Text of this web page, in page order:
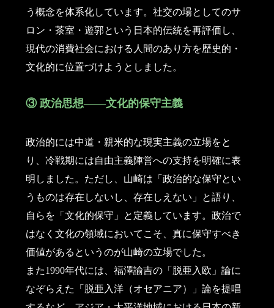
う概念を体系化しています。社交の場としてのサ
ロン・茶室・遊郭という日本的伝統を再評価し、
現代の消費社会における人間のあり方を歴史的・
文化的に位置づけようとしました。
③ 政治思想――文化的保守主義
政治的には中道・親米的な現実主義の立場をと
り、冷戦期には自由主義陣営への支持を明確に表
明しました。ただし、山崎は「政治的な保守とい
うものは存在しないし、存在しえない」と語り、
自らを「文化的保守」と定義しています。政治で
はなく文化の領域においてこそ、真に保守すべき
価値があるというのが山崎の立場でした。
また1990年代には、福澤諭吉の「脱亜入欧」論に
なぞらえた「脱亜入洋（オセアニア）」論を提唱